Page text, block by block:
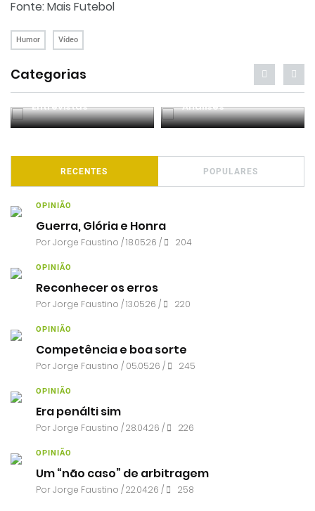
Fonte: Mais Futebol
Humor Vídeo
Categorias
Entrevistas Análises
RECENTES POPULARES
OPINIÃO
Guerra, Glória e Honra
PorJorge Faustino / 18.05.26 / 204
OPINIÃO
Reconhecer os erros
PorJorge Faustino / 13.05.26 / 220
OPINIÃO
Competência e boa sorte
PorJorge Faustino / 05.05.26 / 245
OPINIÃO
Era penálti sim
PorJorge Faustino / 28.04.26 / 226
OPINIÃO
Um “não caso” de arbitragem
PorJorge Faustino / 22.04.26 / 258